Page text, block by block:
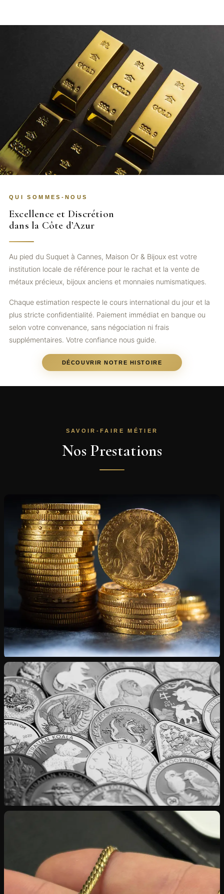
QUI SOMMES-NOUS
Excellence et Discrétion
dans la Côte d’Azur
Au pied du Suquet à Cannes, Maison Or & Bijoux est votre
institution locale de référence pour le rachat et la vente de
métaux précieux, bijoux anciens et monnaies numismatiques.
Chaque estimation respecte le cours international du jour et la
plus stricte confidentialité. Paiement immédiat en banque ou
selon votre convenance, sans négociation ni frais
supplémentaires. Votre confiance nous guide.
DÉCOUVRIR NOTRE HISTOIRE
SAVOIR-FAIRE MÉTIER
Nos Prestations
Rachat d’Or
Bijoux, pièces, lingots — cours international appliqué
Investissement, couverts, pièces rares en 925‰